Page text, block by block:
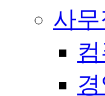
사